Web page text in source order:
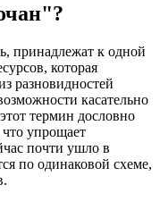
принадлежат к одной
которая
разновидностей
касательно
термин дословно
упрощает
почти ушло в
по одинаковой схеме,